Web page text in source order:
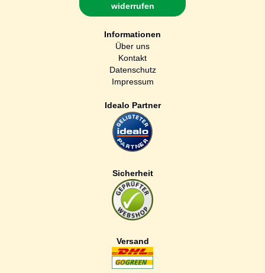
widerrufen
Informationen
Über uns
Kontakt
Datenschutz
Impressum
Idealo Partner
Sicherheit
Versand